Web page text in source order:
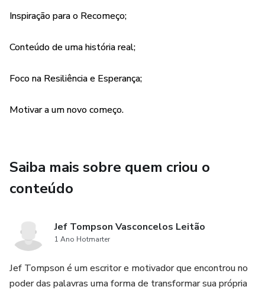
Inspiração para o Recomeço;
Conteúdo de uma história real;
Foco na Resiliência e Esperança;
Motivar a um novo começo.
Saiba mais sobre quem criou o
conteúdo
Jef Tompson Vasconcelos Leitão
1 Ano Hotmarter
Jef Tompson é um escritor e motivador que encontrou no
poder das palavras uma forma de transformar sua própria